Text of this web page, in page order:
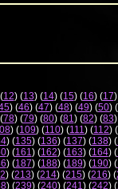
12) (13) (14) (15) (16) (17
) (46) (47) (48) (49) (50) (
78) (79) (80) (81) (82) (83
) (109) (110) (111) (112) (
) (135) (136) (137) (138) (
) (161) (162) (163) (164) (
) (187) (188) (189) (190) (
) (213) (214) (215) (216) (
) (239) (240) (241) (242) (